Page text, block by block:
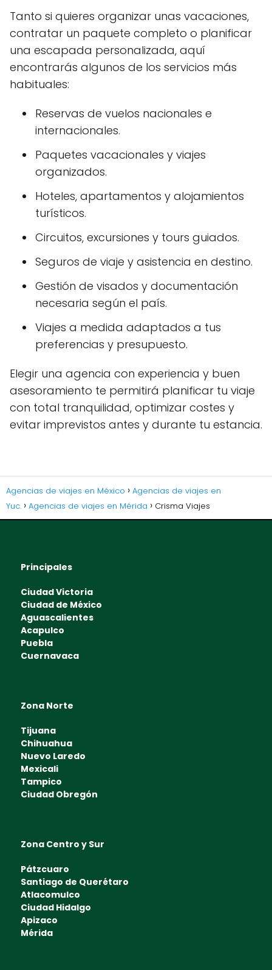
Tanto si quieres organizar unas vacaciones,
contratar un paquete completo o planificar
una escapada personalizada, aquí
encontrarás algunos de los servicios más
habituales:
Reservas de vuelos nacionales e
internacionales.
Paquetes vacacionales y viajes
organizados.
Hoteles, apartamentos y alojamientos
turísticos.
Circuitos, excursiones y tours guiados.
Seguros de viaje y asistencia en destino.
Gestión de visados y documentación
necesaria según el país.
Viajes a medida adaptados a tus
preferencias y presupuesto.
Elegir una agencia con experiencia y buen
asesoramiento te permitirá planificar tu viaje
con total tranquilidad, optimizar costes y
evitar imprevistos antes y durante tu estancia.
Agencias de viajes en México
Agencias de viajes en
Yuc.
Agencias de viajes en Mérida Crisma Viajes
Principales
Ciudad Victoria
Ciudad de México
Aguascalientes
Acapulco
Puebla
Cuernavaca
Zona Norte
Tijuana
Chihuahua
Nuevo Laredo
Mexicali
Tampico
Ciudad Obregón
Zona Centro y Sur
Pátzcuaro
Santiago de Querétaro
Atlacomulco
Ciudad Hidalgo
Apizaco
Mérida